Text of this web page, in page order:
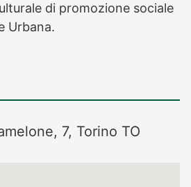
di promozione sociale
Urbana.
7, Torino TO